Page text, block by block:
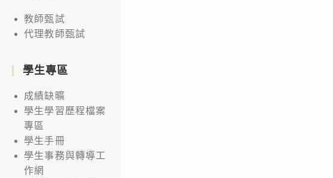
教師甄試
代理教師甄試
學生專區
成績缺曠
學生學習歷程檔案
專區
學生手冊
學生事務與轉導工
作網